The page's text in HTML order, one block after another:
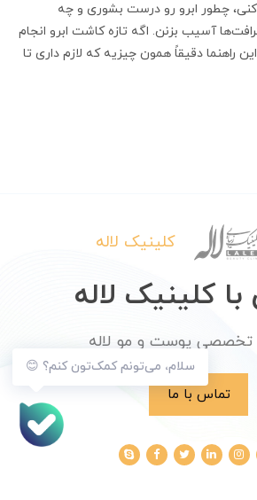
چطور ابرو رو درست بشوری و چه
آسیب بزنن. اگه تازه کاشت ابرو انجام
راهنما دقیقاً همون چیزیه که لازم داری تا
سلام، می‌تونم کمک‌تون کنم؟ 😊
کلینیک لاله
کلینیک لاله
تخصصی پوست و مو لاله
تماس با ما